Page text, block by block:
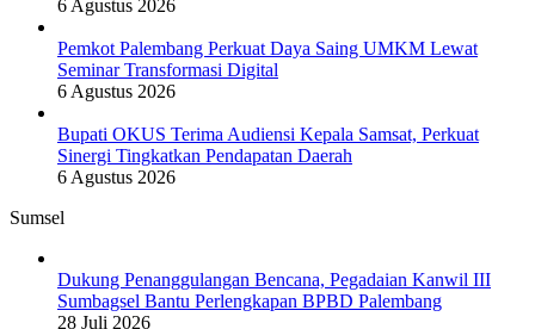
6 Agustus 2026
Pemkot Palembang Perkuat Daya Saing UMKM Lewat
Seminar Transformasi Digital
6 Agustus 2026
Bupati OKUS Terima Audiensi Kepala Samsat, Perkuat
Sinergi Tingkatkan Pendapatan Daerah
6 Agustus 2026
Sumsel
Dukung Penanggulangan Bencana, Pegadaian Kanwil III
Sumbagsel Bantu Perlengkapan BPBD Palembang
28 Juli 2026